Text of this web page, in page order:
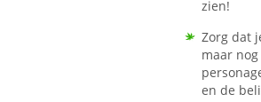
zien!
Zorg dat
maar
en de